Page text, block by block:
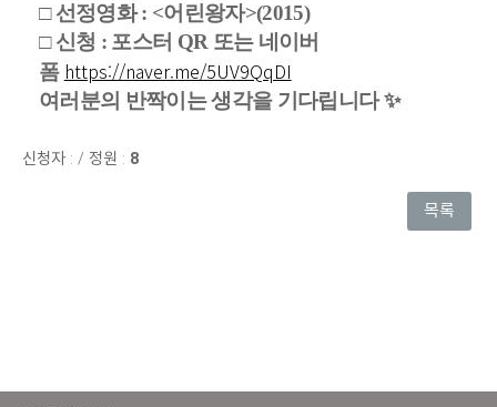
□선정영화: <어린왕자>(2015)
□신청 : 포스터 QR 또는 네이버
폼 https://naver.me/5UV9QqDI
여러분의 반짝이는 생각을 기다립니다✨
신청자 : / 정원 : 8
목록